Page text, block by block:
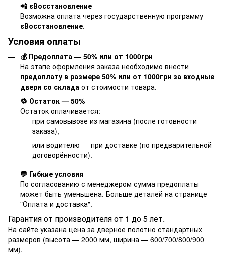
📲 єВосстановление
Возможна оплата через государственную программу
єВосстановление.
Условия оплаты
💰 Предоплата — 50% или от 1000грн
На этапе оформления заказа необходимо внести
предоплату в размере 50% или от 1000грн за входные
двери со склада от стоимости товара.
🔁 Остаток — 50%
Остаток оплачивается:
при самовывозе из магазина (после готовности
заказа),
или водителю — при доставке (по предварительной
договорённости).
💬 Гибкие условия
По согласованию с менеджером сумма предоплаты
может быть уменьшена. Больше деталей на странице
"Оплата и доставка".
Гарантия от производителя от 1 до 5 лет.
На сайте указана цена за дверное полотно стандартных
размеров (высота — 2000 мм, ширина — 600/700/800/900
мм).